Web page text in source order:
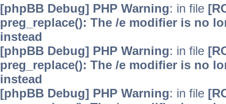
[phpBB Debug] PHP Warning: in file
preg_replace(): The /e modifier is no
instead
[phpBB Debug] PHP Warning: in file
preg_replace(): The /e modifier is no
instead
[phpBB Debug] PHP Warning: in file